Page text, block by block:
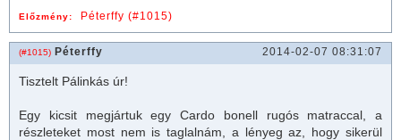
Előzmény: Péterffy (#1015)
(#1015) Péterffy 2014-02-07 08:31:07
Tisztelt Pálinkás úr!
Egy kicsit megjártuk egy Cardo bonell rugós matraccal, a
részleteket most nem is taglalnám, a lényeg az, hogy sikerül